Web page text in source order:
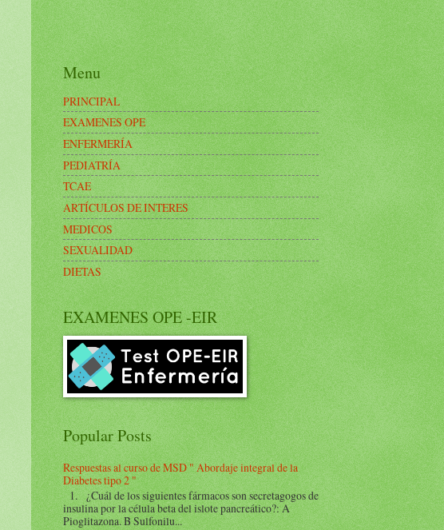
Menu
PRINCIPAL
EXAMENES OPE
ENFERMERÍA
PEDIATRÍA
TCAE
ARTÍCULOS DE INTERES
MEDICOS
SEXUALIDAD
DIETAS
EXAMENES OPE -EIR
Popular Posts
Respuestas al curso de MSD " Abordaje integral de la
Diabetes tipo 2 "
1. ¿Cuál de los siguientes fármacos son secretagogos de
insulina por la célula beta del islote pancreático?: A
Pioglitazona. B Sulfonilu...